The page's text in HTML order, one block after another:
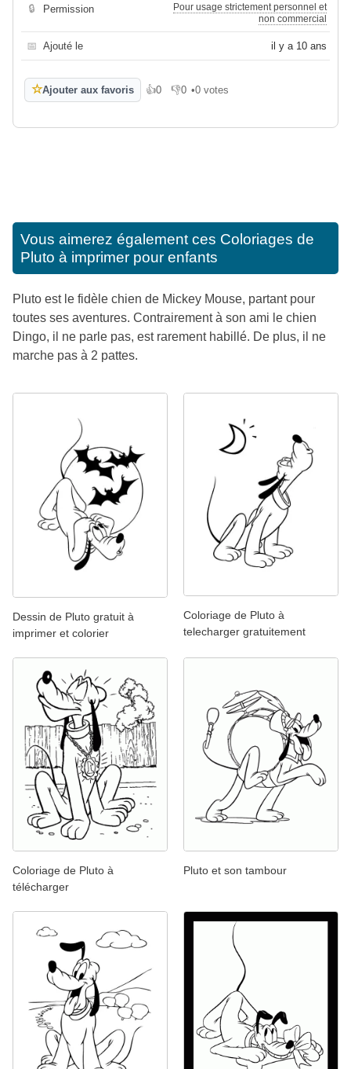
🔒 Permission
Pour usage strictement personnel et
non commercial
📅 Ajouté le il y a 10 ans
☆Ajouter aux favoris 👍0
J'aime👎0
Je n'aime pas
•0 votes
Vous aimerez également ces Coloriages de
Pluto à imprimer pour enfants
Pluto est le fidèle chien de Mickey Mouse, partant pour
toutes ses aventures. Contrairement à son ami le chien
Dingo, il ne parle pas, est rarement habillé. De plus, il ne
marche pas à 2 pattes.
Dessin de Pluto gratuit à
imprimer et colorier
Coloriage de Pluto à
telecharger gratuitement
Coloriage de Pluto à
télécharger
Pluto et son tambour